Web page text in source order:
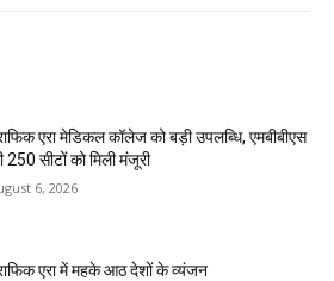
एरा मेडिकल कॉलेज को बड़ी उपलब्धि, एमबीबीएस
250 सीटों को मिली मंजूरी
6, 2026
एरा में महके आठ देशों के व्यंजन